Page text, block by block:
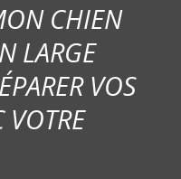
CHIEN
LARGE
VOS
VOTRE